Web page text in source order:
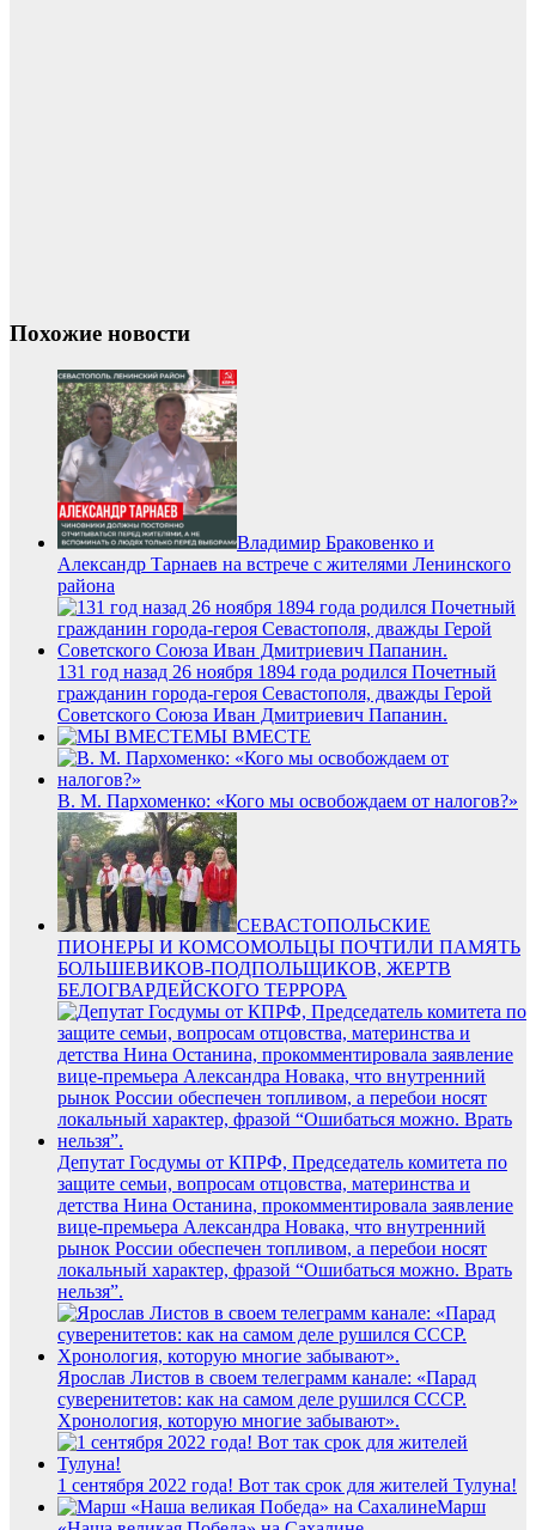
Похожие новости
Владимир Браковенко и
Александр Тарнаев на встрече с жителями Ленинского
района
131 год назад 26 ноября 1894 года родился Почетный
гражданин города-героя Севастополя, дважды Герой
Советского Союза Иван Дмитриевич Папанин.
МЫ ВМЕСТЕ
В. М. Пархоменко: «Кого мы освобождаем от налогов?»
СЕВАСТОПОЛЬСКИЕ
ПИОНЕРЫ И КОМСОМОЛЬЦЫ ПОЧТИЛИ ПАМЯТЬ
БОЛЬШЕВИКОВ-ПОДПОЛЬЩИКОВ, ЖЕРТВ
БЕЛОГВАРДЕЙСКОГО ТЕРРОРА
Депутат Госдумы от КПРФ, Председатель комитета по
защите семьи, вопросам отцовства, материнства и
детства Нина Останина, прокомментировала заявление
вице-премьера Александра Новака, что внутренний
рынок России обеспечен топливом, а перебои носят
локальный характер, фразой “Ошибаться можно. Врать
нельзя”.
Ярослав Листов в своем телеграмм канале: «Парад
суверенитетов: как на самом деле рушился СССР.
Хронология, которую многие забывают».
1 сентября 2022 года! Вот так срок для жителей Тулуна!
Марш